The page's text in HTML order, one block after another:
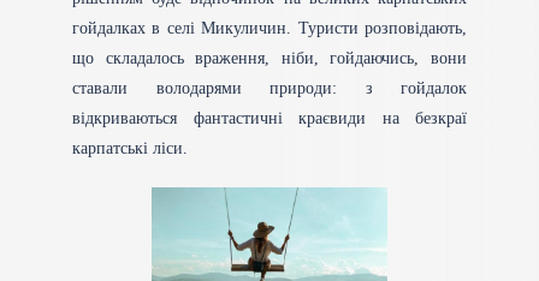
гойдалках в селі Микуличин. Туристи розповідають,
що складалось враження, ніби, гойдаючись, вони
ставали володарями природи: з гойдалок
відкриваються фантастичні краєвиди на безкраї
карпатські ліси.